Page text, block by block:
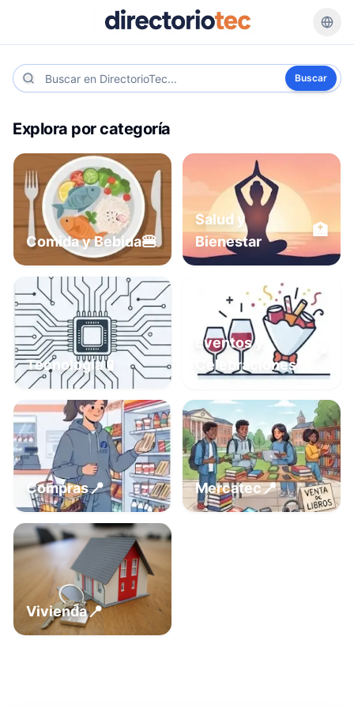
Buscar
Explora por categoría
Comida y Bebida🍔
Salud y
Bienestar
🏥
Tecnología📱
Eventos y
Celebraciones
Compras📍 Mercatec📍
Vivienda📍